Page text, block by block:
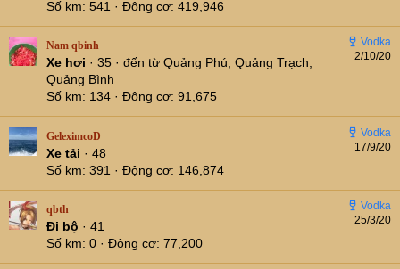
Số km 541 Động cơ 419,946
2/10/20
Nam qbinh
Xe hơi · 35 · đến từ Quảng Phú, Quảng Trạch,
Quảng Bình
Số km
134 Động cơ 91,675
17/9/20
GeleximcoD
Xe tải · 48
Số km 391 Động cơ 146,874
25/3/20
qbth
Đi bộ · 41
Số km 0 Động cơ 77,200